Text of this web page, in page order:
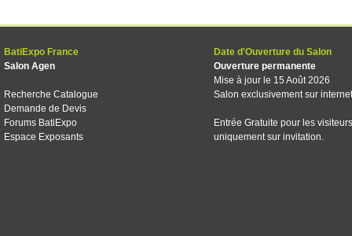
BatiExpo France
Salon Agen
Recherche Catalogue
Demande de Devis
Forums BatiExpo
Espace Exposants
Date d'Ouverture du Salon
Ouverture permanente
Mise à jour le 15 Août 2026
Salon exclusivement sur internet
Entrée Gratuite pour les visiteurs
uniquement sur invitation.